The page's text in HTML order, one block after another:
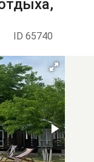
ID 65740